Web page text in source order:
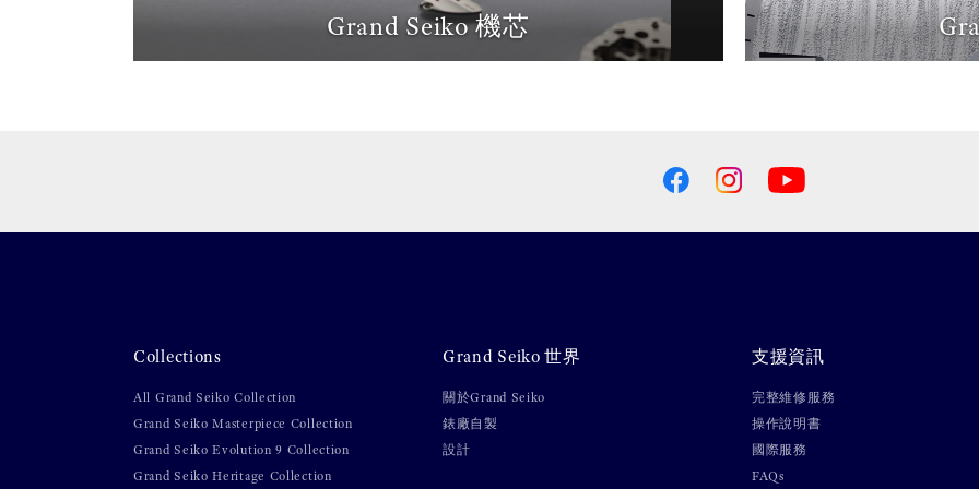
Grand Seiko 機芯
Collections
All Grand Seiko Collection
Grand Seiko Masterpiece Collection
Grand Seiko Evolution 9 Collection
Grand Seiko Heritage Collection
Grand Seiko 世界
關於Grand Seiko
錶廠自製
設計
支援資訊
完整維修服務
操作說明書
國際服務
FAQs